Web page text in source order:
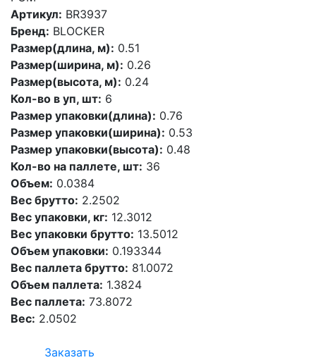
Артикул: BR3937
Бренд: BLOCKER
Размер(длина, м): 0.51
Размер(ширина, м): 0.26
Размер(высота, м): 0.24
Кол-во в уп, шт: 6
Размер упаковки(длина): 0.76
Размер упаковки(ширина): 0.53
Размер упаковки(высота): 0.48
Кол-во на паллете, шт: 36
Объем: 0.0384
Вес брутто: 2.2502
Вес упаковки, кг: 12.3012
Вес упаковки брутто: 13.5012
Объем упаковки: 0.193344
Вес паллета брутто: 81.0072
Объем паллета: 1.3824
Вес паллета: 73.8072
Вес: 2.0502
Заказать